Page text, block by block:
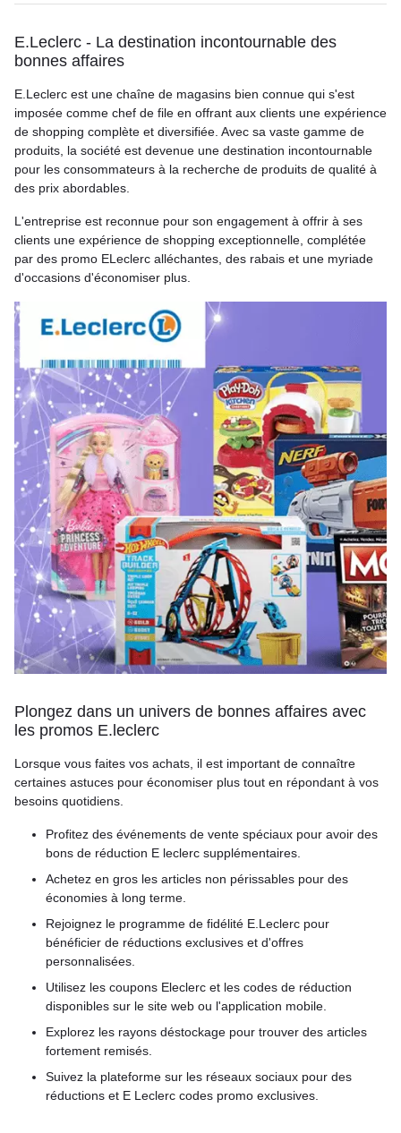
E.Leclerc - La destination incontournable des
bonnes affaires
E.Leclerc est une chaîne de magasins bien connue qui s'est
imposée comme chef de file en offrant aux clients une expérience
de shopping complète et diversifiée. Avec sa vaste gamme de
produits, la société est devenue une destination incontournable
pour les consommateurs à la recherche de produits de qualité à
des prix abordables.
L'entreprise est reconnue pour son engagement à offrir à ses
clients une expérience de shopping exceptionnelle, complétée
par des promo ELeclerc alléchantes, des rabais et une myriade
d'occasions d'économiser plus.
Plongez dans un univers de bonnes affaires avec
les promos E.leclerc
Lorsque vous faites vos achats, il est important de connaître
certaines astuces pour économiser plus tout en répondant à vos
besoins quotidiens.
Profitez des événements de vente spéciaux pour avoir des
bons de réduction E leclerc supplémentaires.
Achetez en gros les articles non périssables pour des
économies à long terme.
Rejoignez le programme de fidélité E.Leclerc pour
bénéficier de réductions exclusives et d'offres
personnalisées.
Utilisez les coupons Eleclerc et les codes de réduction
disponibles sur le site web ou l'application mobile.
Explorez les rayons déstockage pour trouver des articles
fortement remisés.
Suivez la plateforme sur les réseaux sociaux pour des
réductions et E Leclerc codes promo exclusives.